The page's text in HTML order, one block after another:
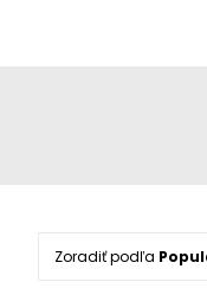
Zoradiť podľa